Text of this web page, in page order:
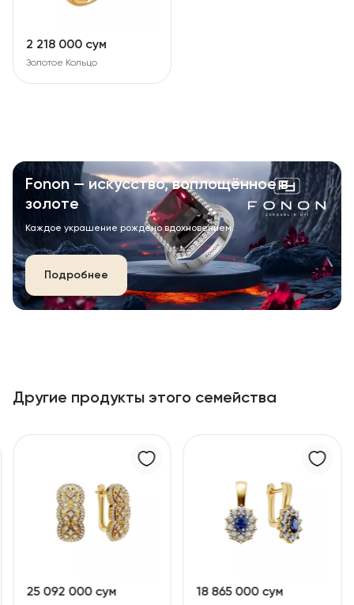
2 218 000 сум
Золотое Кольцо
Fonon — искусство, воплощённое в
золоте
Каждое украшение рождено вдохновением.
Подробнее
Другие продукты этого семейства
25 092 000 сум 18 865 000 сум